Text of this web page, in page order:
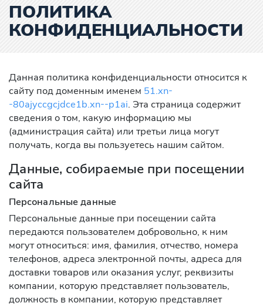
ПОЛИТИКА
КОНФИДЕНЦИАЛЬНОСТИ
Данная политика конфиденциальности относится к
сайту под доменным именем 51.xn-
-80ajyccgcjdce1b.xn--p1ai. Эта страница содержит
сведения о том, какую информацию мы
(администрация сайта) или третьи лица могут
получать, когда вы пользуетесь нашим сайтом.
Данные, собираемые при посещении
сайта
Персональные данные
Персональные данные при посещении сайта
передаются пользователем добровольно, к ним
могут относиться: имя, фамилия, отчество, номера
телефонов, адреса электронной почты, адреса для
доставки товаров или оказания услуг, реквизиты
компании, которую представляет пользователь,
должность в компании, которую представляет